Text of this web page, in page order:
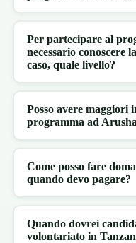
Per partecipare al
necessario conoscere
caso, quale livello?
Posso avere maggiori
programma ad
Come posso fare
quando devo pagare?
Quando dovrei
volontariato in